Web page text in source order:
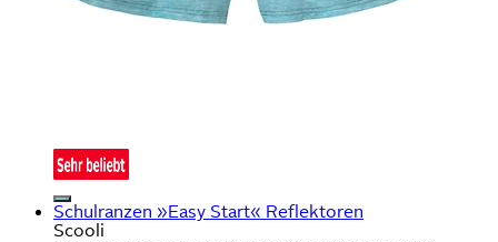
Schulranzen »Easy Start« Reflektoren
Scooli